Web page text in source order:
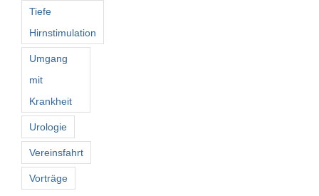
Tiefe
Hirnstimulation
Umgang
mit
Krankheit
Urologie
Vereinsfahrt
Vorträge